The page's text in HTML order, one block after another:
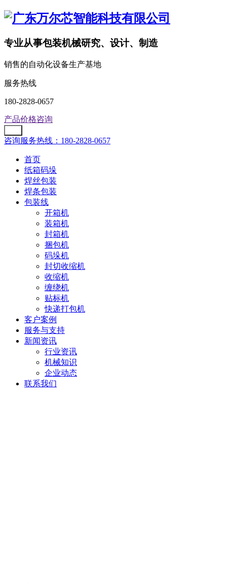
专业从事包装机械研究、设计、制造
销售的自动化设备生产基地
服务热线
180-2828-0657
产品价格咨询
咨询服务热线：180-2828-0657
首页
纸箱码垛
焊丝包装
焊条包装
包装线
开箱机
装箱机
封箱机
捆包机
码垛机
封切收缩机
收缩机
缠绕机
贴标机
快递打包机
客户案例
服务与支持
新闻资讯
行业资讯
机械知识
企业动态
联系我们